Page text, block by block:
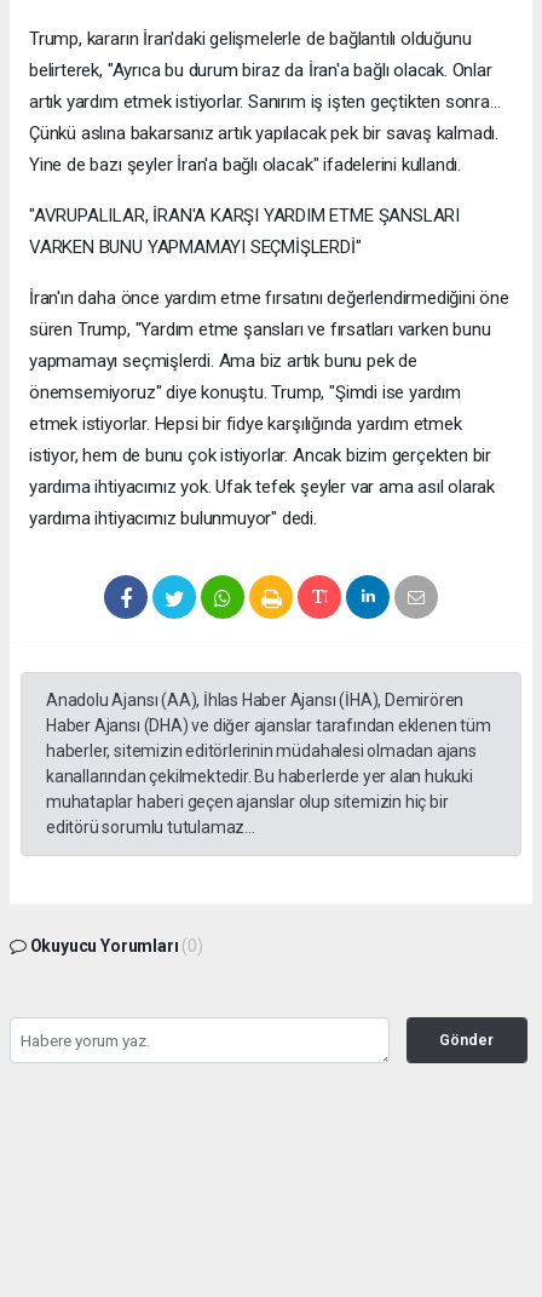
Trump, kararın İran'daki gelişmelerle de bağlantılı olduğunu
belirterek, "Ayrıca bu durum biraz da İran'a bağlı olacak. Onlar
artık yardım etmek istiyorlar. Sanırım iş işten geçtikten sonra...
Çünkü aslına bakarsanız artık yapılacak pek bir savaş kalmadı.
Yine de bazı şeyler İran'a bağlı olacak" ifadelerini kullandı.
"AVRUPALILAR, İRAN'A KARŞI YARDIM ETME ŞANSLARI
VARKEN BUNU YAPMAMAYI SEÇMİŞLERDİ"
İran'ın daha önce yardım etme fırsatını değerlendirmediğini öne
süren Trump, "Yardım etme şansları ve fırsatları varken bunu
yapmamayı seçmişlerdi. Ama biz artık bunu pek de
önemsemiyoruz" diye konuştu. Trump, "Şimdi ise yardım
etmek istiyorlar. Hepsi bir fidye karşılığında yardım etmek
istiyor, hem de bunu çok istiyorlar. Ancak bizim gerçekten bir
yardıma ihtiyacımız yok. Ufak tefek şeyler var ama asıl olarak
yardıma ihtiyacımız bulunmuyor" dedi.
Anadolu Ajansı (AA), İhlas Haber Ajansı (İHA), Demirören
Haber Ajansı (DHA) ve diğer ajanslar tarafından eklenen tüm
haberler, sitemizin editörlerinin müdahalesi olmadan ajans
kanallarından çekilmektedir. Bu haberlerde yer alan hukuki
muhataplar haberi geçen ajanslar olup sitemizin hiç bir
editörü sorumlu tutulamaz...
Okuyucu Yorumları (0)
Gönder